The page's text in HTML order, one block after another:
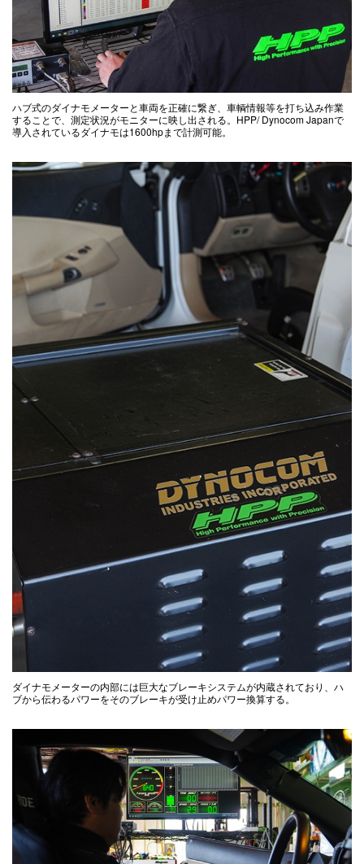
ハブ式のダイナモメーターと車両を正確に繋ぎ、車輌情報等を打ち込み作業
することで、測定状況がモニターに映し出される。HPP/ Dynocom Japanで
導入されているダイナモは1600hpまで計測可能。
ダイナモメーターの内部には巨大なブレーキシステムが内蔵されており、ハ
ブから伝わるパワーをそのブレーキが受け止めパワー換算する。